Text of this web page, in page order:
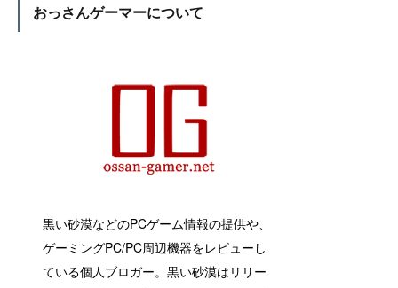
おっさんゲーマーについて
黒い砂漠などのPCゲーム情報の提供や、
ゲーミングPC/PC周辺機器をレビューし
ている個人ブロガー。黒い砂漠はリリー